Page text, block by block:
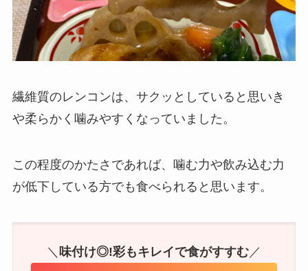
繊維質のレンコンは、サクッとしていると思いき
や柔らかく噛みやすくなっていました。
この程度のかたさであれば、噛む力や飲み込む力
が低下している方でも食べられると思います。
＼ 味付け◎!彩もキレイで食がすすむ／